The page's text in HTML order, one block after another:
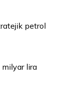
petrol
lira